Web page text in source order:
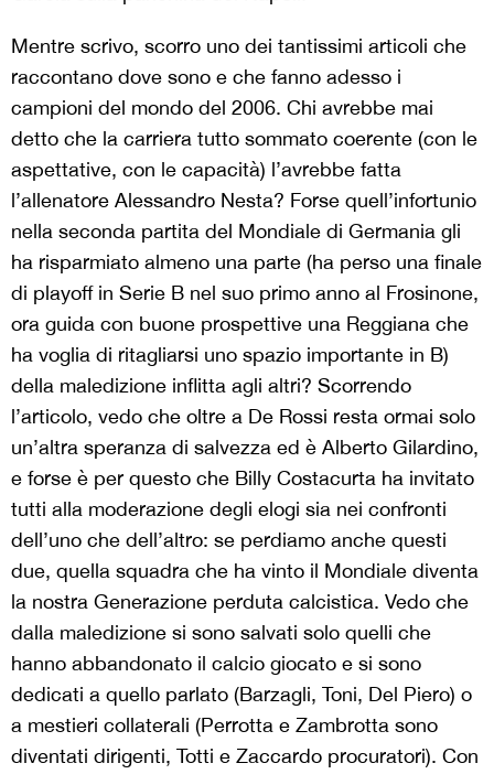
Mentre scrivo, scorro uno dei tantissimi articoli che
raccontano dove sono e che fanno adesso i
campioni del mondo del 2006. Chi avrebbe mai
detto che la carriera tutto sommato coerente (con le
aspettative, con le capacità) l’avrebbe fatta
l’allenatore Alessandro Nesta? Forse quell’infortunio
nella seconda partita del Mondiale di Germania gli
ha risparmiato almeno una parte (ha perso una finale
di playoff in Serie B nel suo primo anno al Frosinone,
ora guida con buone prospettive una Reggiana che
ha voglia di ritagliarsi uno spazio importante in B)
della maledizione inflitta agli altri? Scorrendo
l’articolo, vedo che oltre a De Rossi resta ormai solo
un’altra speranza di salvezza ed è Alberto Gilardino,
e forse è per questo che Billy Costacurta ha invitato
tutti alla moderazione degli elogi sia nei confronti
dell’uno che dell’altro: se perdiamo anche questi
due, quella squadra che ha vinto il Mondiale diventa
la nostra Generazione perduta calcistica. Vedo che
dalla maledizione si sono salvati solo quelli che
hanno abbandonato il calcio giocato e si sono
dedicati a quello parlato (Barzagli, Toni, Del Piero) o
a mestieri collaterali (Perrotta e Zambrotta sono
diventati dirigenti, Totti e Zaccardo procuratori). Con